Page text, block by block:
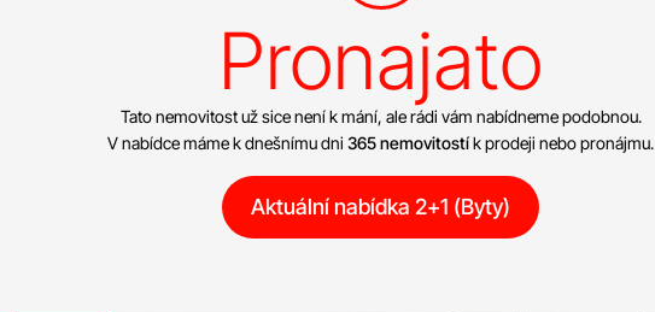
Pronajato
Tato nemovitost už sice není k mání, ale rádi vám nabídneme podobnou.
V nabídce máme k dnešnímu dni365 nemovitostík prodeji nebo pronájmu.
Aktuální nabídka 2+1 (Byty)